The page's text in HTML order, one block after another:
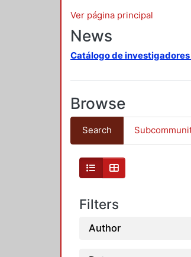
Ver página principal
News
Catálogo de
Browse
Search
Filters
Author